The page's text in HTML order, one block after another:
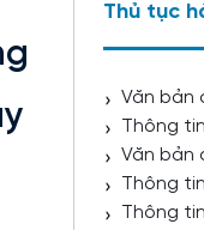
Thủ tục
Văn bản
Thông
Văn bản
Thông
Thông